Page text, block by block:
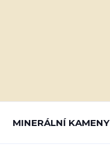
MINERÁLNÍ KAMENY